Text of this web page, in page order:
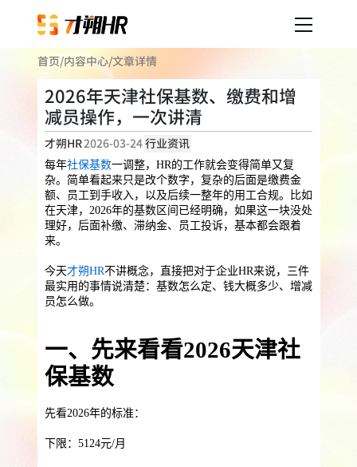
企业人事外包
用工外包
业务外包 岗位外包 灵活用工 招聘外包
员工福利
员工体检 员工商保 员工关怀 员工培训
福利采购
企业法律
服务案例
内容中心
关于才朔
公司介绍
加入我们
首页 /内容中心/文章详情
2026年天津社保基数、缴费和增
减员操作，一次讲清
才朔HR 2026-03-24 行业资讯
每年社保基数一调整，HR的工作就会变得简单又复
杂。简单看起来只是改个数字，复杂的后面是缴费金
额、员工到手收入，以及后续一整年的用工合规。比如
在天津，2026年的基数区间已经明确，如果这一块没处
理好，后面补缴、滞纳金、员工投诉，基本都会跟着
来。
今天才朔HR不讲概念，直接把对于企业HR来说，三件
最实用的事情说清楚：基数怎么定、钱大概多少、增减
员怎么做。
一、先来看看2026天津社
保基数
先看2026年的标准：
下限：5124元/月